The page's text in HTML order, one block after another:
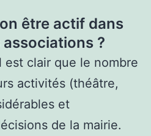
être actif dans
?
est clair que le nombre
activités (théâtre,
et
de la mairie.